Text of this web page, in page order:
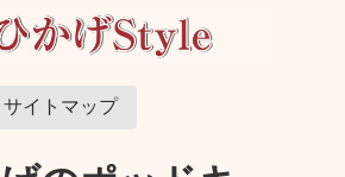
サイトマップ